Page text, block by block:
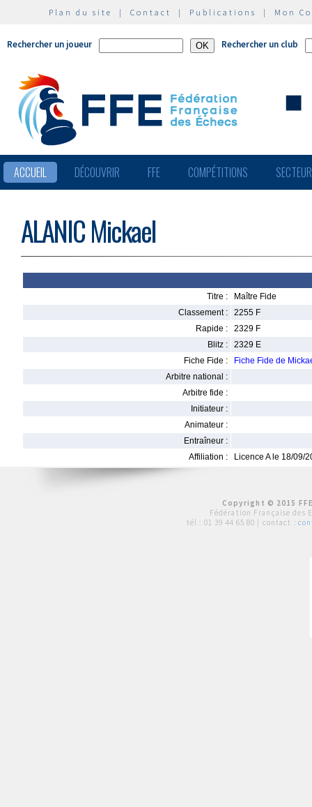
Plan du site | Contact | Publications | Mon
Rechercher un joueur Rechercher un club
ACCUEIL DÉCOUVRIR FFE COMPÉTITIONS
ALANIC Mickael
Titre :
Maître Fide
Classement :
2255 F
Rapide :
2329 F
Blitz :
2329 E
Fiche Fide :
Fiche Fide de
Arbitre national :
Arbitre fide :
Initiateur :
Animateur :
Entraîneur :
Affiliation :
Licence A le 18/09/
Copyright © 2015
Fédération Française des
tél : 01 39 44 65 80 | contact :